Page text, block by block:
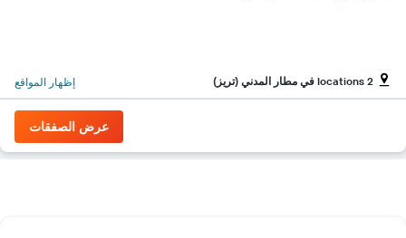
2 locations في مطار المدني (تريز) إظهار المواقع
عرض الصفقات